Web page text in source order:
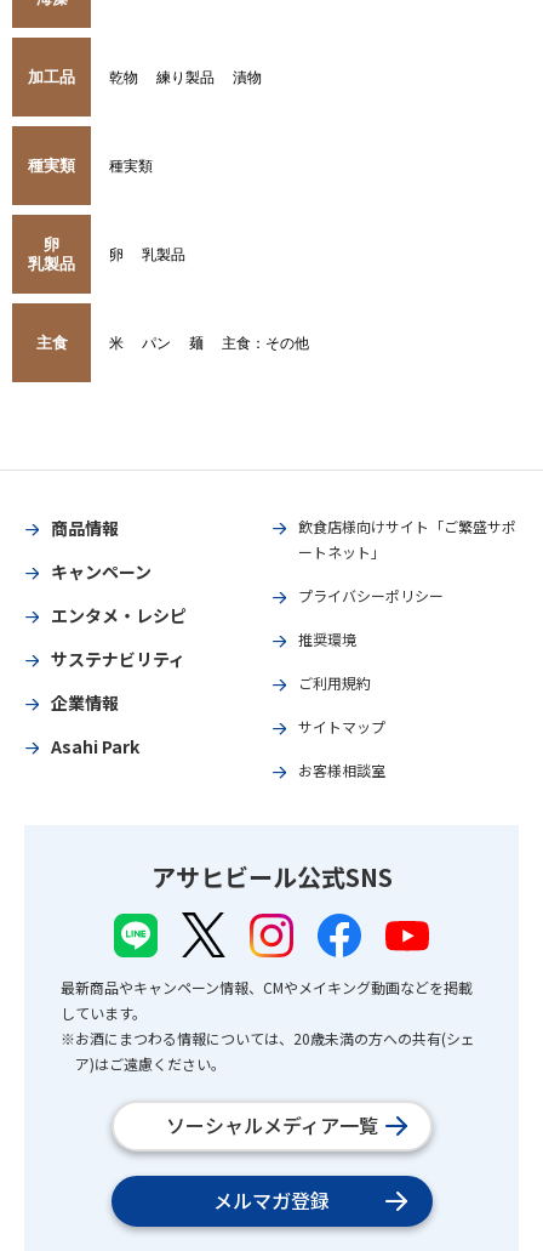
加工品 乾物 練り製品 漬物
種実類 種実類
卵
乳製品
卵 乳製品
主食 米 パン 麺 主食：その他
商品情報
キャンペーン
エンタメ・レシピ
サステナビリティ
企業情報
Asahi Park
飲食店様向けサイト「ご繁盛サポ
ートネット」
プライバシーポリシー
推奨環境
ご利用規約
サイトマップ
お客様相談室
アサヒビール公式SNS
最新商品やキャンペーン情報、CMやメイキング動画などを掲載
しています。
※お酒にまつわる情報については、20歳未満の方への共有(シェ
ア)はご遠慮ください。
ソーシャルメディア一覧
メルマガ登録